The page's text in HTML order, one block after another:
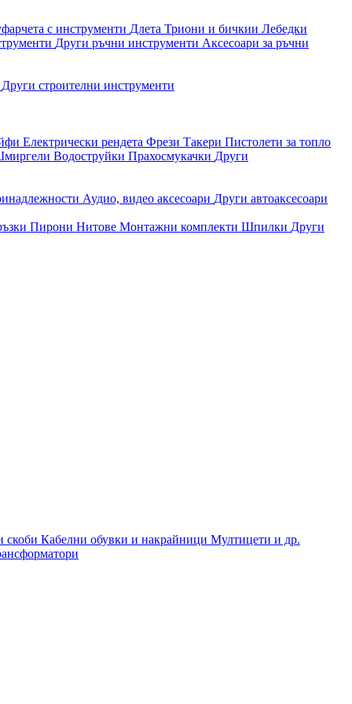
с инструменти Длета Триони и бичкии Лебедки
Други ръчни инструменти Аксесоари за ръчни
Други строителни инструменти
Електрически рендета Фрези Такери Пистолети за топло
Водоструйки Прахосмукачки Други
Аудио, видео аксесоари Други автоаксесоари
Пирони Нитове Монтажни комплекти Шпилки Други
скоби Кабелни обувки и накрайници Мултицети и др.